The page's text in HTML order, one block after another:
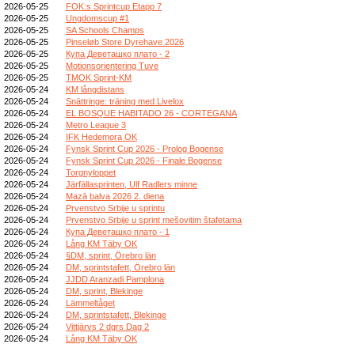
2026-05-25
FOK:s Sprintcup Etapp 7
2026-05-25
Ungdomscup #1
2026-05-25
SA Schools Champs
2026-05-25
Pinseløb Store Dyrehave 2026
2026-05-25
Купа Деветашко плато - 2
2026-05-25
Motionsorientering Tuve
2026-05-25
TMOK Sprint-KM
2026-05-24
KM långdistans
2026-05-24
Snättringe: träning med Livelox
2026-05-24
EL BOSQUE HABITADO 26 - CORTEGANA
2026-05-24
Metro League 3
2026-05-24
IFK Hedemora OK
2026-05-24
Fynsk Sprint Cup 2026 - Prolog Bogense
2026-05-24
Fynsk Sprint Cup 2026 - Finale Bogense
2026-05-24
Torgnyloppet
2026-05-24
Järfällasprinten, Ulf Radlers minne
2026-05-24
Mazā balva 2026 2. diena
2026-05-24
Prvenstvo Srbije u sprintu
2026-05-24
Prvenstvo Srbije u sprint mešovitim štafetama
2026-05-24
Купа Деветашко плато - 1
2026-05-24
Lång KM Täby OK
2026-05-24
§DM, sprint, Örebro län
2026-05-24
DM, sprintstafett, Örebro län
2026-05-24
JJDD Aranzadi Pamplona
2026-05-24
DM, sprint, Blekinge
2026-05-24
Lämmeltåget
2026-05-24
DM, sprintstafett, Blekinge
2026-05-24
Vittjärvs 2 dgrs Dag 2
2026-05-24
Lång KM Täby OK